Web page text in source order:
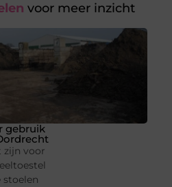
voor meer inzicht
gebruik
zijn voor
stoelen